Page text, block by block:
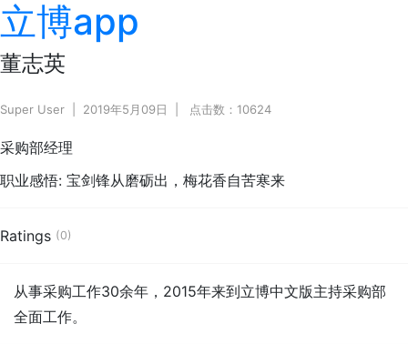
立博app
董志英
Super User 2019年5月09日 点击数：10624
采购部经理
职业感悟: 宝剑锋从磨砺出，梅花香自苦寒来
Ratings (0)
从事采购工作30余年，2015年来到立博中文版主持采购部
全面工作。